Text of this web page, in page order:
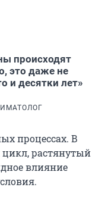
происходят
это даже не
и десятки лет»
процессах. В
цикл, растянутый
влияние